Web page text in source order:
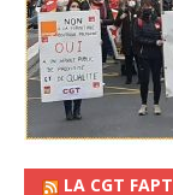
LA CGT FAPT